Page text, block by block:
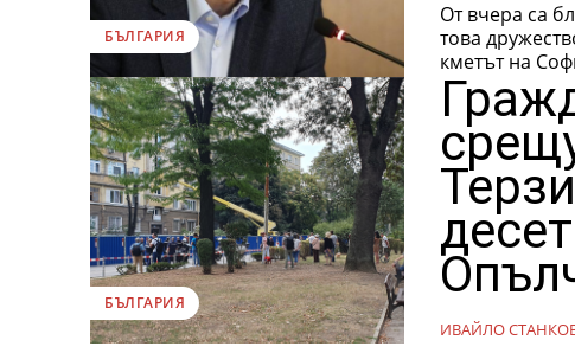
БЪЛГАРИЯ
От вчера са
това
кметът на
БЪЛГАРИЯ
ИВАЙЛО